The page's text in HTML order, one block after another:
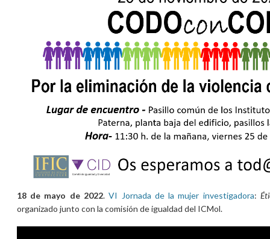
18 de mayo de 2022.VI Jornada de la mujer investigadora:
organizado junto con la comisión de igualdad del ICMol.